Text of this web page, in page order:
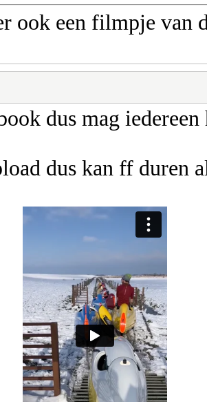
ook een filmpje van
dus mag iedereen
dus kan ff duren